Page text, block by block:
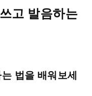
고 발음하는
법을 배워보세